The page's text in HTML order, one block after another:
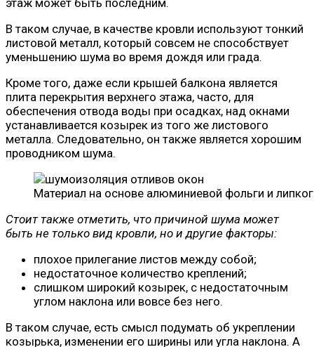
В таком случае, в качестве кровли используют тонкий
листовой металл, который совсем не способствует
уменьшению шума во время дождя или града.
Кроме того, даже если крышей балкона является
плита перекрытия верхнего этажа, часто, для
обеспечения отвода воды при осадках, над окнами
устанавливается козырек из того же листового
металла. Следовательно, он также является хорошим
проводником шума.
Материал на основе алюминиевой фольги и
Стоит также отметить, что причиной шума может
быть не только вид кровли, но и другие факторы:
плохое прилегание листов между собой;
недостаточное количество креплений;
слишком широкий козырек, с недостаточным
углом наклона или вовсе без него.
В таком случае, есть смысл подумать об укреплении
козырька, изменении его ширины или угла наклона. А